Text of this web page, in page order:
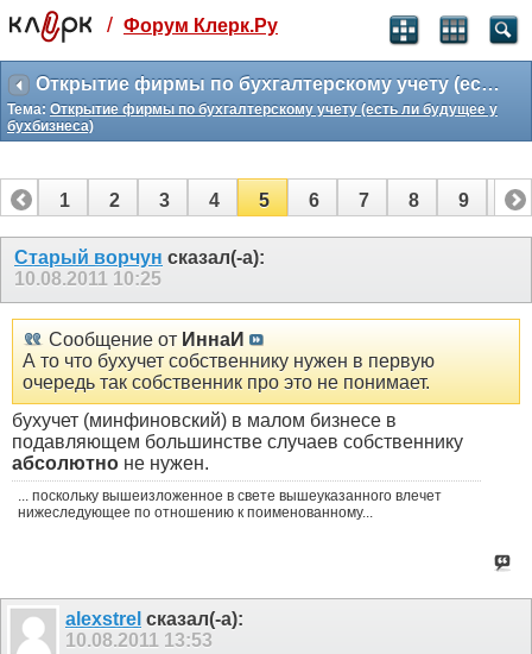
Святые угодники, Клерк без рекламы
прекрасен:)
месяц
99 ₽
259
-10%
полгода
499 ₽
-15%
/ Форум Клерк.Ру
Открытие фирмы по бухгалтерскому учету (есть ли будущее у бухбизнеса)
Тема: Открытие фирмы по бухгалтерскому учету (есть ли будущее у
бухбизнеса)
1 2 3 4 5 6 7 8 9 10
Старый ворчун сказал(-а):
10.08.2011 10:25
Сообщение от ИннаИ
А то что бухучет собственнику нужен в первую
очередь так собственник про это не понимает.
бухучет (минфиновский) в малом бизнесе в
подавляющем большинстве случаев собственнику
абсолютно не нужен.
... поскольку вышеизложенное в свете вышеуказанного влечет
нижеследующее по отношению к поименованному...
alexstrel сказал(-а):
10.08.2011 13:53